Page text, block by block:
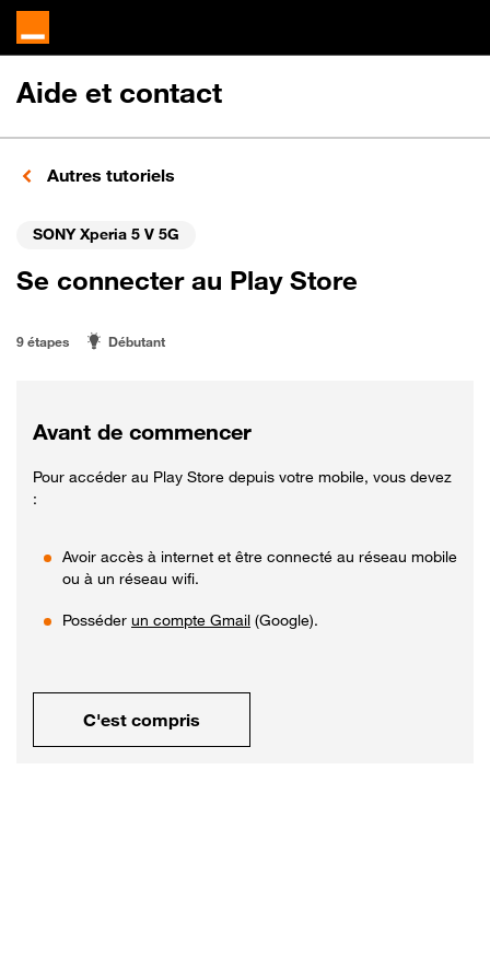
Aide et contact
Autres tutoriels
SONY Xperia 5 V 5G
Se connecter au Play Store
9 étapes Débutant
Avant de commencer
Pour accéder au Play Store depuis votre mobile, vous devez
:
Avoir accès à internet et être connecté au réseau mobile
ou à un réseau wifi.
Posséder un compte Gmail (Google).
C'est compris